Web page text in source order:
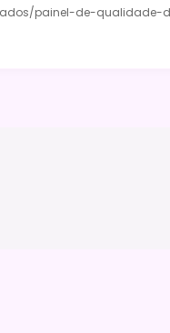
painel-de-qualidade-